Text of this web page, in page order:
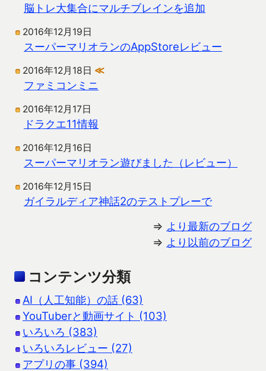
脳トレ大集合にマルチブレインを追加
2016年12月19日
スーパーマリオランのAppStoreレビュー
2016年12月18日 ≪
ファミコンミニ
2016年12月17日
ドラクエ11情報
2016年12月16日
スーパーマリオラン遊びました（レビュー）
2016年12月15日
ガイラルディア神話2のテストプレーで
⇒ より最新のブログ
⇒ より以前のブログ
コンテンツ分類
AI（人工知能）の話 (63)
YouTuberと動画サイト (103)
いろいろ (383)
いろいろレビュー (27)
アプリの事 (394)